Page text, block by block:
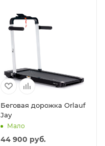
Беговая дорожка Orlauf
Jay
Мало
44 900 руб.